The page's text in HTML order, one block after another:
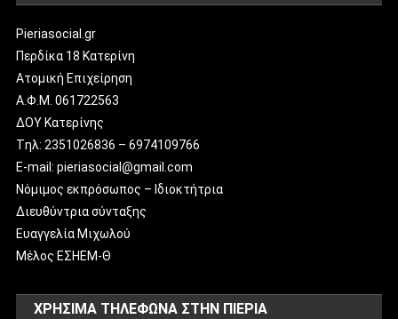
Pieriasocial.gr
Περδίκα 18 Κατερίνη
Ατομική Επιχείρηση
Α.Φ.Μ. 061722563
ΔΟΥ Κατερίνης
Tηλ: 2351026836 – 6974109766
E-mail: pieriasocial@gmail.com
Νόμιμος εκπρόσωπος – Ιδιοκτήτρια
Διευθύντρια σύνταξης
Ευαγγελία Μιχωλού
Μέλος ΕΣΗΕΜ-Θ
ΧΡΗΣΙΜΑ ΤΗΛΕΦΩΝΑ ΣΤΗΝ ΠΙΕΡΙΑ